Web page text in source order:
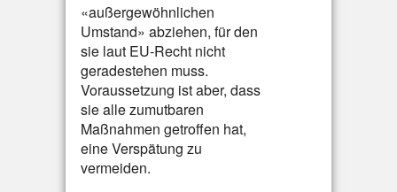
«außergewöhnlichen
Umstand» abziehen, für den
sie laut EU-Recht nicht
geradestehen muss.
Voraussetzung ist aber, dass
sie alle zumutbaren
Maßnahmen getroffen hat,
eine Verspätung zu
vermeiden.